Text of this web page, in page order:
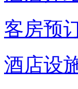
客房预
酒店设